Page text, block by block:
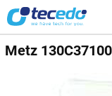
Metz